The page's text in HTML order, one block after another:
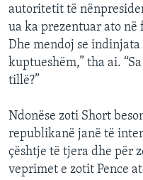
autoritetit të
ua ka prezentuar ato
Dhe mendoj se
kuptueshëm,” tha ai.
tillë?”
Ndonëse zoti Short
republikanë janë të
çështje të tjera dhe për
veprimet e zotit Pence